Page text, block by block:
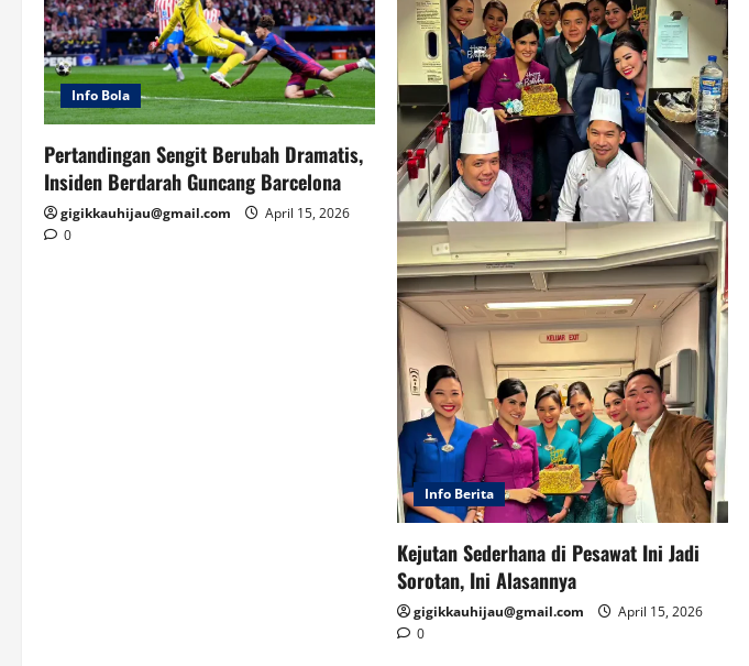
Info Bola
Pertandingan Sengit Berubah Dramatis,
Insiden Berdarah Guncang Barcelona
gigikkauhijau@gmail.com
April 15, 2026
0
Info Berita
Kejutan Sederhana di Pesawat Ini Jadi
Sorotan, Ini Alasannya
gigikkauhijau@gmail.com
April 15, 2026
0